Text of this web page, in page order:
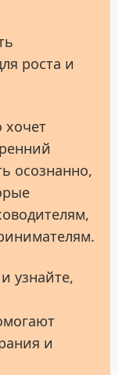
роста и
хочет
осознанно,
и узнайте,
и